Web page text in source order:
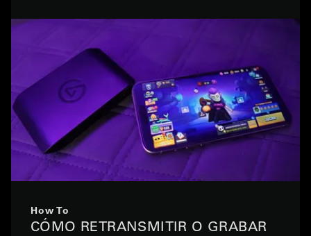
How To
CÓMO RETRANSMITIR O GRABAR